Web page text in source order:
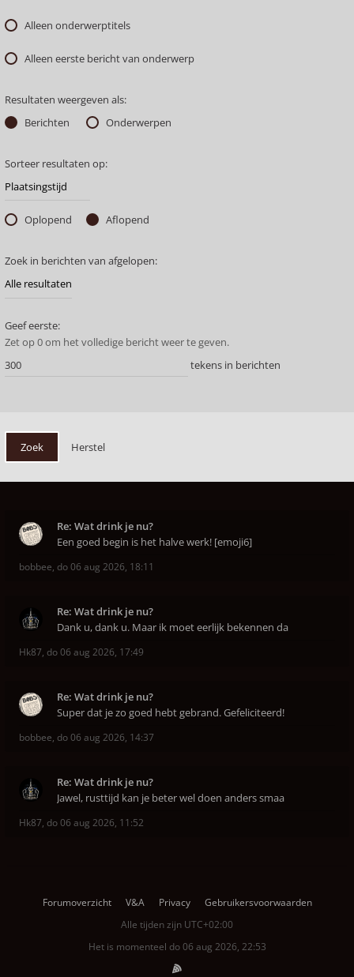
Alleen onderwerptitels
Alleen eerste bericht van onderwerp
Resultaten weergeven als:
Berichten
Onderwerpen
Sorteer resultaten op:
Oplopend Aflopend
Zoek in berichten van afgelopen:
Geef eerste:
Zet op 0 om het volledige bericht weer te geven.
tekens in berichten
Re: Wat drink je nu?
Een goed begin is het halve werk! [emoji6]
bobbee, do 06 aug 2026, 18:11
Re: Wat drink je nu?
Dank u, dank u. Maar ik moet eerlijk bekennen da
Hk87, do 06 aug 2026, 17:49
Re: Wat drink je nu?
Super dat je zo goed hebt gebrand. Gefeliciteerd!
bobbee, do 06 aug 2026, 14:37
Re: Wat drink je nu?
Jawel, rusttijd kan je beter wel doen anders smaa
Hk87, do 06 aug 2026, 11:52
Forumoverzicht V&A Privacy
Gebruikersvoorwaarden
Alle tijden zijn UTC+02:00
Het is momenteel do 06 aug 2026, 22:53